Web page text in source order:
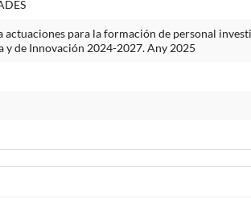
actuaciones para la formación de personal
y de Innovación 2024-2027. Any 2025